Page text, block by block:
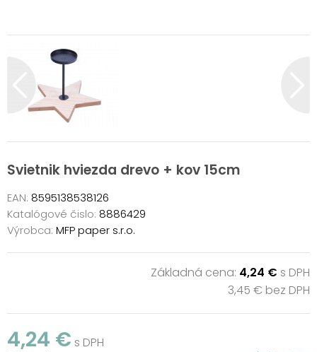
Svietnik hviezda drevo + kov 15cm
EAN: 8595138538126
Katalógové čislo: 8886429
Výrobca: MFP paper s.r.o.
Základná cena: 4,24 € s DPH
3,45 € bez DPH
4,24 € s DPH